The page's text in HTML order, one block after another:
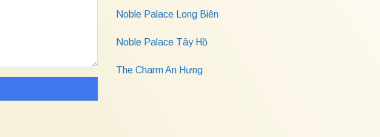
Noble Palace Long Biên
Noble Palace Tây Hồ
The Charm An Hưng